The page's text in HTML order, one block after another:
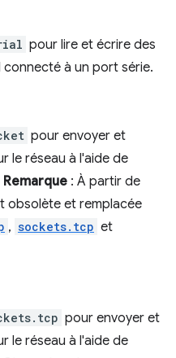
pour lire et écrire des
à un port série.
pour envoyer et
le réseau à l'aide de
Remarque : À partir de
obsolète et remplacée
, sockets.tcp et
pour envoyer et
le réseau à l'aide de